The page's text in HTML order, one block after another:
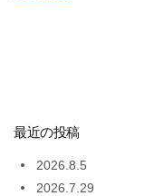
最近の投稿
2026.8.5
2026.7.29